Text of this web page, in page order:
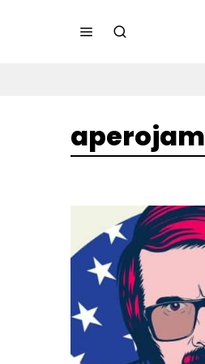
aperojam